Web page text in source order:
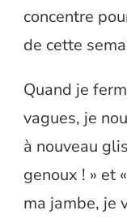
concentre
de cette
Quand je
vagues, je
à nouveau
genoux ! » et
ma jambe, je